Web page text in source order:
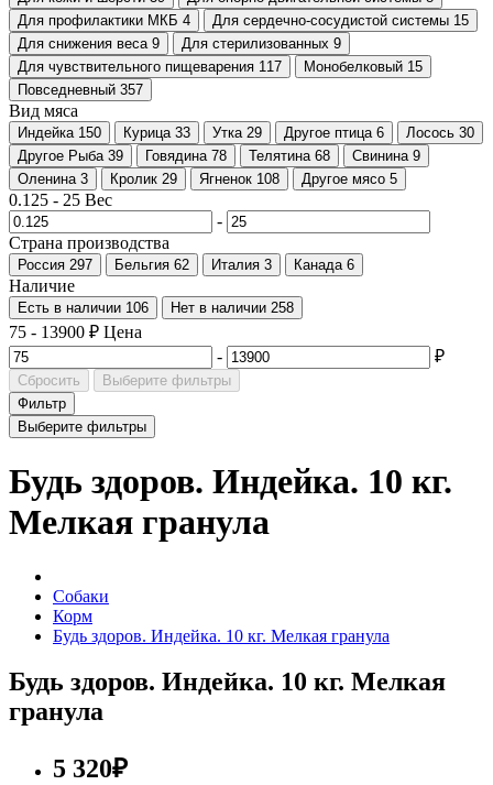
Для профилактики МКБ 4 Для сердечно-сосудистой системы 15
Для снижения веса 9 Для стерилизованных 9
Для чувствительного пищеварения 117 Монобелковый 15
Повседневный 357
Вид мяса
Индейка 150 Курица 33 Утка 29 Другое птица 6 Лосось 30
Другое Рыба 39 Говядина 78 Телятина 68 Свинина 9
Оленина 3 Кролик 29 Ягненок 108 Другое мясо 5
0.125 - 25 Вес
-
Страна производства
Россия 297 Бельгия 62 Италия 3 Канада 6
Наличие
Есть в наличии 106 Нет в наличии 258
75 - 13900 ₽ Цена
-
₽
Сбросить
Выберите фильтры
Фильтр
Выберите фильтры
Будь здоров. Индейка. 10 кг.
Мелкая гранула
Собаки
Корм
Будь здоров. Индейка. 10 кг. Мелкая гранула
Будь здоров. Индейка. 10 кг. Мелкая
гранула
5 320₽